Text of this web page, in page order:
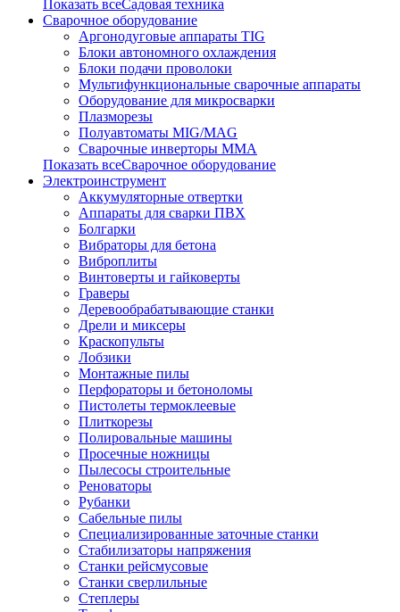
Показать всеСадовая техника
Сварочное оборудование
Аргонодуговые аппараты TIG
Блоки автономного охлаждения
Блоки подачи проволоки
Мультифункциональные сварочные аппараты
Оборудование для микросварки
Плазморезы
Полуавтоматы MIG/MAG
Сварочные инверторы ММА
Показать всеСварочное оборудование
Электроинструмент
Аккумуляторные отвертки
Аппараты для сварки ПВХ
Болгарки
Вибраторы для бетона
Виброплиты
Винтоверты и гайковерты
Граверы
Деревообрабатывающие станки
Дрели и миксеры
Краскопульты
Лобзики
Монтажные пилы
Перфораторы и бетоноломы
Пистолеты термоклеевые
Плиткорезы
Полировальные машины
Просечные ножницы
Пылесосы строительные
Реноваторы
Рубанки
Сабельные пилы
Специализированные заточные станки
Стабилизаторы напряжения
Станки рейсмусовые
Станки сверлильные
Степлеры